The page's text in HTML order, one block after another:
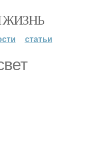
ЖИЗНЬ
статьи